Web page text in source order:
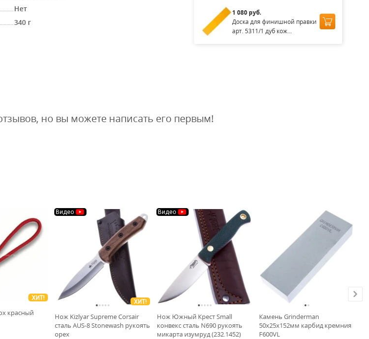
Нет
340 г
1 080 руб.
Доска для финишной правки
арт. 5311/1 дуб кож...
но вы можете написать его первым!
ХИТ!
красный
Видео
ХИТ!
Нож Kizlyar Supreme Corsair
сталь AUS-8 Stonewash рукоять
орех
Видео
Нож Южный Крест Small
конвекс сталь N690 рукоять
микарта изумруд (232.1452)
Камень Grinderman
50х25х152мм карбид кремния
F600VL